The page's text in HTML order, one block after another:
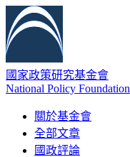
國家政策研究基金會
National Policy Foundation
關於基金會
全部文章
國政評論